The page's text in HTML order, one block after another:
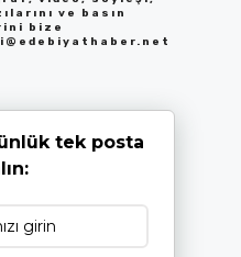
ve basın
bize
tek posta